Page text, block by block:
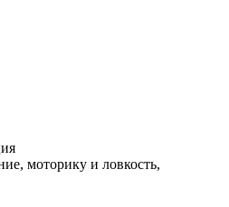
моторику и ловкость,